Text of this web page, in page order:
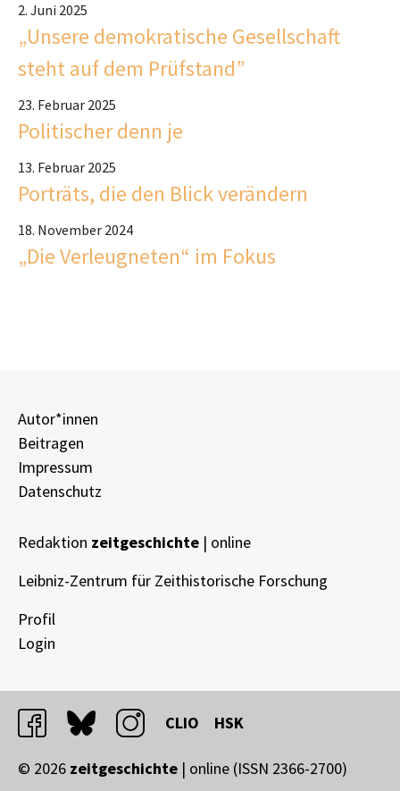
2. Juni 2025
„Unsere demokratische Gesellschaft
steht auf dem Prüfstand”
23. Februar 2025
Politischer denn je
13. Februar 2025
Porträts, die den Blick verändern
18. November 2024
„Die Verleugneten“ im Fokus
Autor*innen
Beitragen
Impressum
Datenschutz
Redaktion zeitgeschichte | online
Leibniz-Zentrum für Zeithistorische Forschung
Profil
Login
facebookbluesky instagram
CLIO HSK
© 2026 zeitgeschichte | online (ISSN 2366-2700)